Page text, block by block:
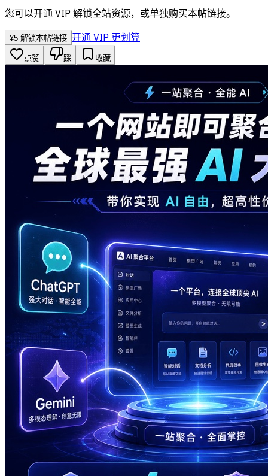
您可以开通 VIP 解锁全站资源，或单独购买本帖链接。
¥5 解锁本帖链接 开通 VIP 更划算
点赞 踩 收藏